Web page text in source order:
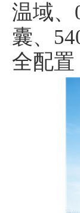
温域
囊、
全配